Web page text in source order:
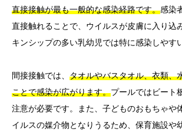
直接接触が最も一般的な感染経路です。感染
直接触れることで、ウイルスが皮膚に入り込
キンシップの多い乳幼児では特に感染しやす
間接接触では、 タオルやバスタオル、衣類、
ことで感染が広がります。プールではビート
注意が必要です。また、子どものおもちゃや
イルスの媒介物となりうるため、保育施設や